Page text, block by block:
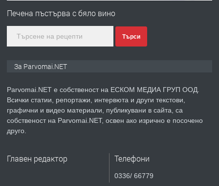
преди 1 година
ПРЕДЛАГА Уроци по Математика
Печена пъстърва с бяло вино
Търси
За Parvomai.NET
Parvomai.NET е собственост на ЕСКОМ МЕДИА ГРУП ООД.
Всички статии, репортажи, интервюта и други текстови,
графични и видео материали, публикувани в сайта, са
собственост на Parvomai.NET, освен ако изрично е посочено
друго.
Главен редактор Телефони
0336/ 66779